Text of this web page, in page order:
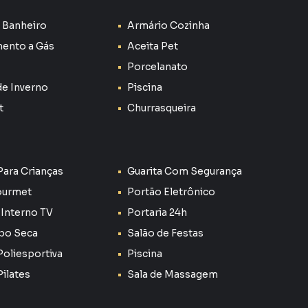
de momentos de lazer
quentes
com amigos e familiares
Nature!
Armário Cozinha
a Gás
Aceita Pet
Porcelanato
Inverno
Piscina
Churrasqueira
Crianças
Guarita Com Segurança
Portão Eletrônico
TV
Portaria 24h
Seca
Salão de Festas
Piscina
Sala de Massagem